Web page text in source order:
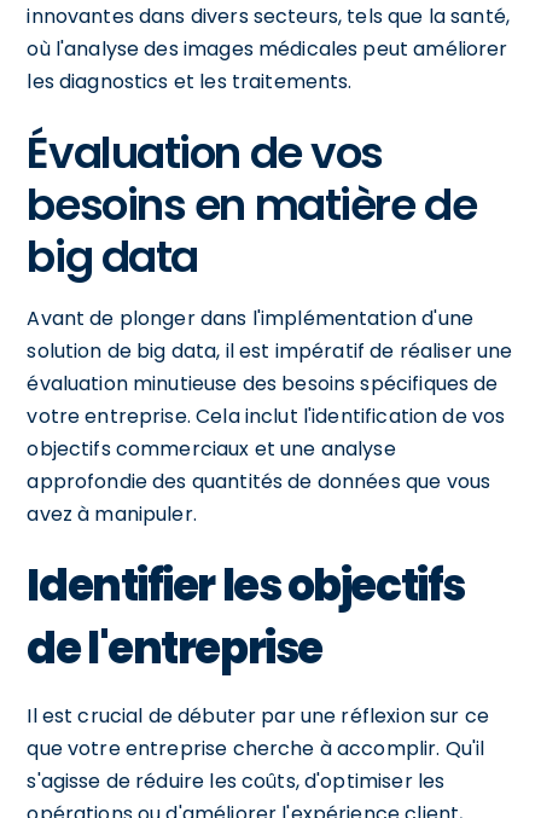
innovantes dans divers secteurs, tels que la santé,
où l'analyse des images médicales peut améliorer
les diagnostics et les traitements.
Évaluation de vos
besoins en matière de
big data
Avant de plonger dans l'implémentation d'une
solution de big data, il est impératif de réaliser une
évaluation minutieuse des besoins spécifiques de
votre entreprise. Cela inclut l'identification de vos
objectifs commerciaux et une analyse
approfondie des quantités de données que vous
avez à manipuler.
Identifier les objectifs
de l'entreprise
Il est crucial de débuter par une réflexion sur ce
que votre entreprise cherche à accomplir. Qu'il
s'agisse de réduire les coûts, d'optimiser les